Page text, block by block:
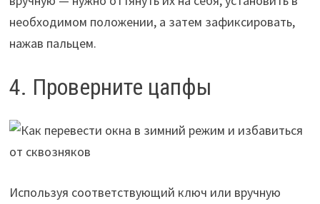
необходимом положении, а затем зафиксировать,
нажав пальцем.
4. Проверните цапфы
Используя соответствующий ключ или вручную